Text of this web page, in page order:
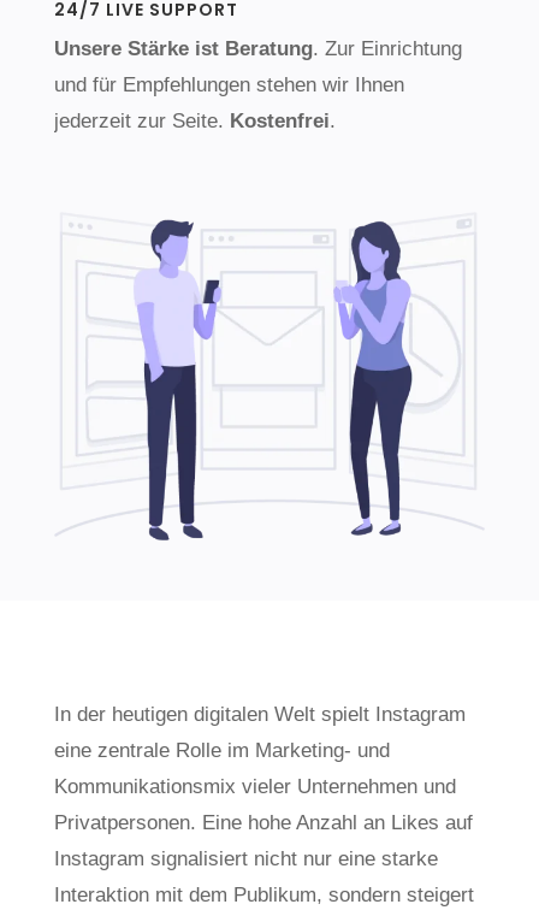
24/7 LIVE SUPPORT
Unsere Stärke ist Beratung. Zur Einrichtung
und für Empfehlungen stehen wir Ihnen
jederzeit zur Seite. Kostenfrei.
In der heutigen digitalen Welt spielt Instagram
eine zentrale Rolle im Marketing- und
Kommunikationsmix vieler Unternehmen und
Privatpersonen. Eine hohe Anzahl an Likes auf
Instagram signalisiert nicht nur eine starke
Interaktion mit dem Publikum, sondern steigert